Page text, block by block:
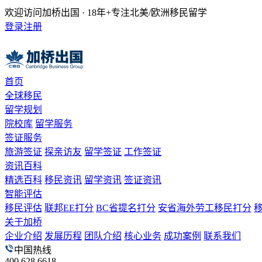
欢迎访问加桥出国 · 18年+专注北美/欧洲移民留学
登录注册
首页
全球移民
留学规划
院校库 留学服务
签证服务
旅游签证 探亲访友 留学签证 工作签证
资讯百科
精选百科 移民资讯 留学资讯 签证资讯
智能评估
移民评估 联邦EE打分 BC省提名打分 安省海外劳工移民打分
关于加桥
企业介绍 发展历程 团队介绍 核心业务 成功案例 联系我们
中国热线